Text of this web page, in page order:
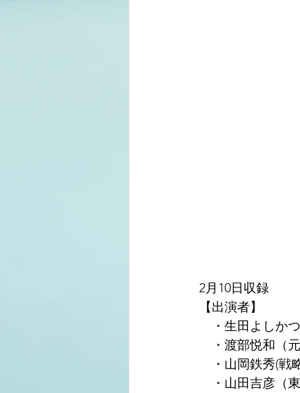
2月10日収録
【出演者】
・生田よしかつ
・渡部悦和（
・山岡鉄秀(戦
・山田吉彦（